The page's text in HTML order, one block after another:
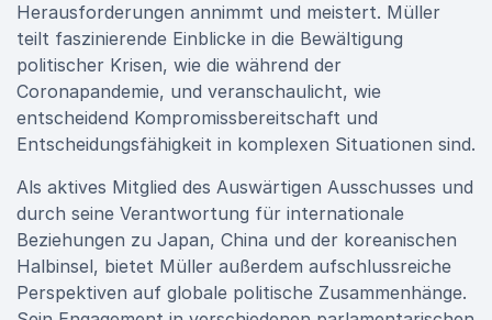
Herausforderungen annimmt und meistert. Müller
teilt faszinierende Einblicke in die Bewältigung
politischer Krisen, wie die während der
Coronapandemie, und veranschaulicht, wie
entscheidend Kompromissbereitschaft und
Entscheidungsfähigkeit in komplexen Situationen sind.
Als aktives Mitglied des Auswärtigen Ausschusses und
durch seine Verantwortung für internationale
Beziehungen zu Japan, China und der koreanischen
Halbinsel, bietet Müller außerdem aufschlussreiche
Perspektiven auf globale politische Zusammenhänge.